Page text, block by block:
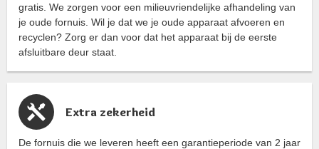
gratis. We zorgen voor een milieuvriendelijke afhandeling van
je oude fornuis. Wil je dat we je oude apparaat afvoeren en
recyclen? Zorg er dan voor dat het apparaat bij de eerste
afsluitbare deur staat.
Extra zekerheid
De fornuis die we leveren heeft een garantieperiode van 2 jaar